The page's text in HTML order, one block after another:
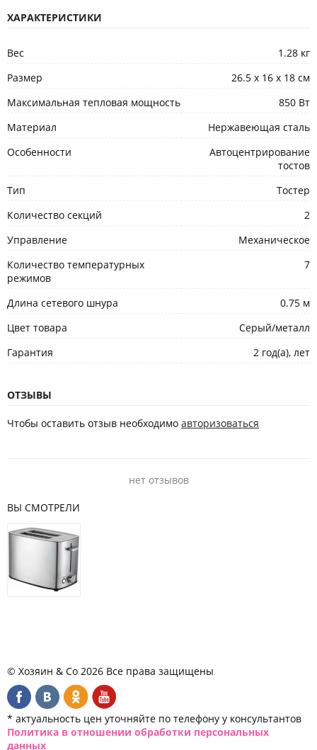
ХАРАКТЕРИСТИКИ
Вес
1.28 кг
Размер
26.5 х 16 х 18 см
Максимальная тепловая мощность
850 Вт
Материал
Нержавеющая сталь
Особенности
Автоцентрирование
тостов
Тип
Тостер
Количество секций
2
Управление
Механическое
Количество температурных
режимов
7
Длина сетевого шнура
0.75 м
Цвет товара
Серый/металл
Гарантия
2 год(а), лет
ОТЗЫВЫ
Чтобы оставить отзыв необходимо авторизоваться
нет отзывов
ВЫ СМОТРЕЛИ
© Хозяин & Co 2026 Все права защищены
* актуальность цен уточняйте по телефону у консультантов
Политика в отношении обработки персональных
данных